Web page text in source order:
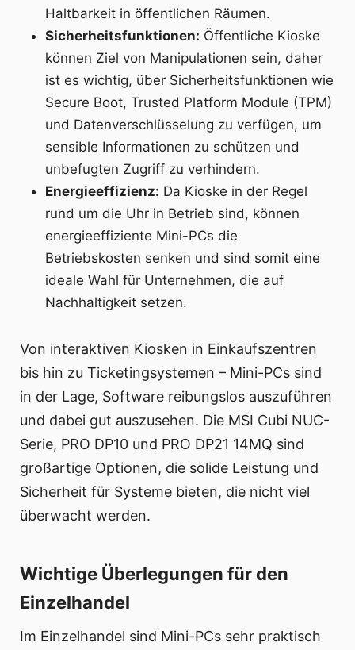
Haltbarkeit in öffentlichen Räumen.
Sicherheitsfunktionen: Öffentliche Kioske
können Ziel von Manipulationen sein, daher
ist es wichtig, über Sicherheitsfunktionen wie
Secure Boot, Trusted Platform Module (TPM)
und Datenverschlüsselung zu verfügen, um
sensible Informationen zu schützen und
unbefugten Zugriff zu verhindern.
Energieeffizienz: Da Kioske in der Regel
rund um die Uhr in Betrieb sind, können
energieeffiziente Mini-PCs die
Betriebskosten senken und sind somit eine
ideale Wahl für Unternehmen, die auf
Nachhaltigkeit setzen.
Von interaktiven Kiosken in Einkaufszentren
bis hin zu Ticketingsystemen – Mini-PCs sind
in der Lage, Software reibungslos auszuführen
und dabei gut auszusehen. Die MSI Cubi NUC-
Serie, PRO DP10 und PRO DP21 14MQ sind
großartige Optionen, die solide Leistung und
Sicherheit für Systeme bieten, die nicht viel
überwacht werden.
Wichtige Überlegungen für den
Einzelhandel
Im Einzelhandel sind Mini-PCs sehr praktisch